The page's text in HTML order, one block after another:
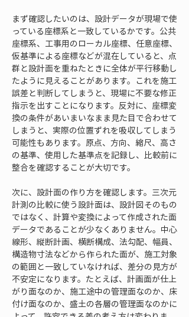
まず確認したいのは、設計データが現場で使
っている座標系と一致しているかです。公共
座標系、工事用のローカル座標、任意座標、
仮基準による座標などが混在していると、点
群と設計面を重ねたときに全体が平行移動し
たように見えることがあります。これを施工
誤差と判断してしまうと、現場に不要な修正
指示を出すことになります。反対に、座標変
換の条件があいまいなまま見た目で合わせて
しまうと、実際の位置ずれを吸収してしまう
可能性もあります。原点、方向、縮尺、高さ
の基準、使用した基準点を記録し、比較前に
整合を確認することが大切です。
次に、設計面の作り方を確認します。三次元
計測の比較に使う設計面は、設計図そのもの
ではなく、計算や変換によって作成された面
データであることが少なくありません。中心
線形、縦断計画、横断構成、法勾配、幅員、
構造物寸法などから作られた面が、施工対象
の範囲と一致していなければ、差分の見方が
不安定になります。たとえば、計画面が仕上
がり面なのか、施工途中の管理面なのか、床
付け面なのか、盛土の各層の管理面なのかに